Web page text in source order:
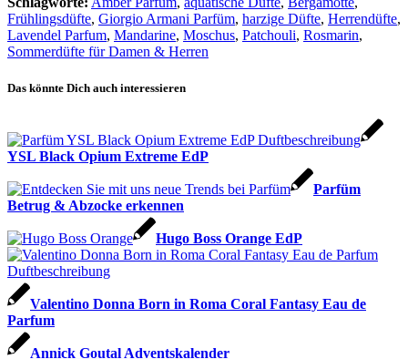
Frühlingsdüfte, Giorgio Armani Parfüm, harzige Düfte, Herrendüfte,
Lavendel Parfum, Mandarine, Moschus, Patchouli, Rosmarin,
Sommerdüfte für Damen & Herren
Das könnte Dich auch interessieren
YSL Black Opium Extreme EdP
Parfüm
Betrug & Abzocke erkennen
Hugo Boss Orange EdP
Valentino Donna Born in Roma Coral Fantasy Eau de
Parfum
Annick Goutal Adventskalender